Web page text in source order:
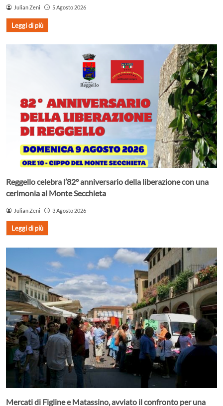
Julian Zeni 5 Agosto 2026
Leggi di più
Reggello celebra l’82° anniversario della liberazione con una
cerimonia al Monte Secchieta
Julian Zeni 3 Agosto 2026
Leggi di più
Mercati di Figline e Matassino, avviato il confronto per una